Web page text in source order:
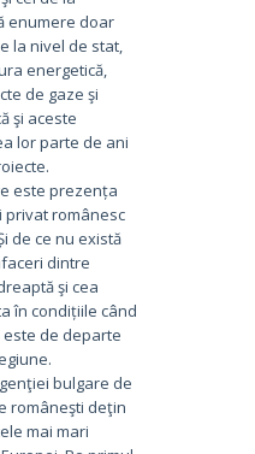
enumere doar
la nivel de stat,
energetică,
de gaze şi
şi aceste
lor parte de ani
este prezența
privat românesc
de ce nu există
dintre
şi cea
în condițiile când
de departe
bulgare de
româneşti deţin
mai mari